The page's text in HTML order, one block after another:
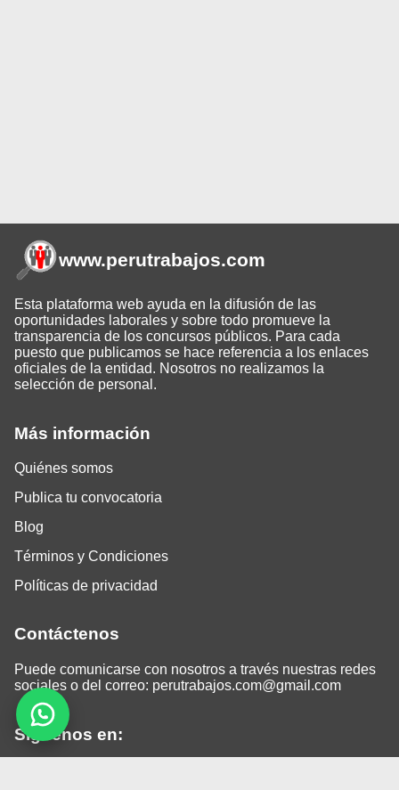
Más información
Quiénes somos
Publica tu convocatoria
Blog
Términos y Condiciones
Políticas de privacidad
Contáctenos
Puede comunicarse con nosotros a través nuestras redes
sociales o del correo: perutrabajos.com@gmail.com
Siguenos en:
www.perutrabajos.com
Esta plataforma web ayuda en la difusión de las
oportunidades laborales y sobre todo promueve la
transparencia de los concursos públicos. Para cada
puesto que publicamos se hace referencia a los enlaces
oficiales de la entidad. Nosotros no realizamos la
selección de personal.